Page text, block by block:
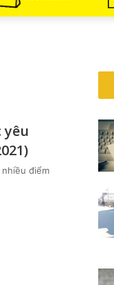
điểm